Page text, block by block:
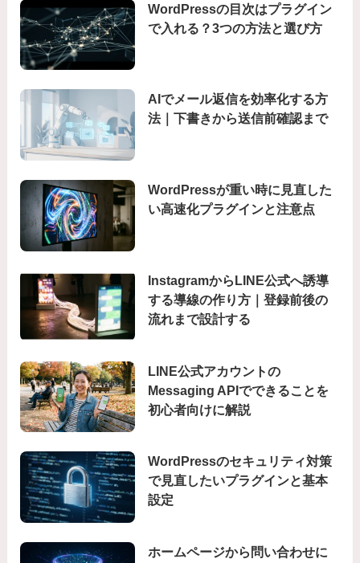
WordPressの目次はプラグイン
で入れる？3つの方法と選び方
AIでメール返信を効率化する方
法｜下書きから送信前確認まで
WordPressが重い時に見直した
い高速化プラグインと注意点
InstagramからLINE公式へ誘導
する導線の作り方｜登録前後の
流れまで設計する
LINE公式アカウントの
Messaging APIでできることを
初心者向けに解説
WordPressのセキュリティ対策
で見直したいプラグインと基本
設定
ホームページから問い合わせに